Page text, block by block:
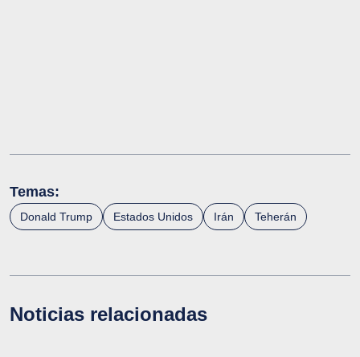
Temas:
Donald Trump Estados Unidos Irán Teherán
Noticias relacionadas